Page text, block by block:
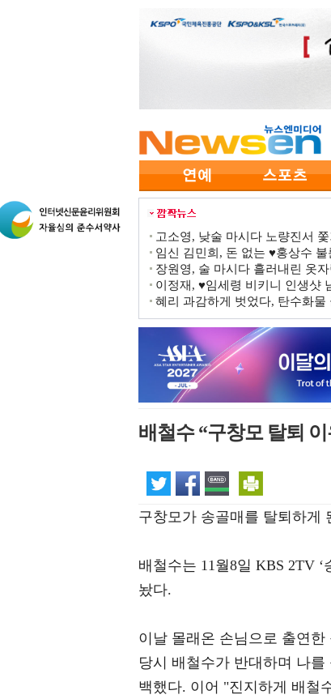
고소영, 낮술 마시다 노량진서
임신 김민희, 돈 없는 ♥홍상수
장원영, 술 마시다 흘러내린 옷
이정재, ♥임세령 비키니 인생샷
혜리 과감하게 벗었다, 탄수화물
배철수 “구창모 탈퇴
구창모가 송골매를 탈퇴하게
배철수는 11월8일 KBS 2TV
놨다.
이날 몰래온 손님으로 출연
당시 배철수가 반대하며 나
백했다. 이어 "진지하게 배철